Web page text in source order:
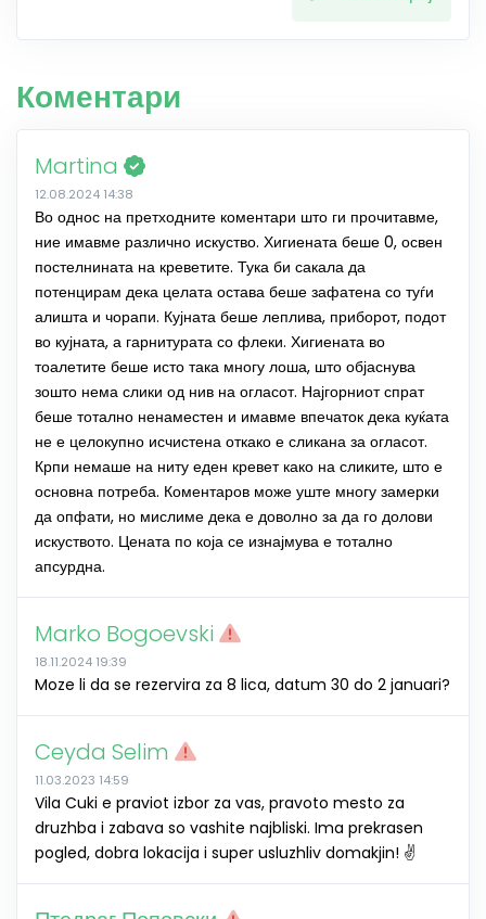
Коментари
Martina
12.08.2024 14:38
Во однос на претходните коментари што ги прочитавме,
ние имавме различно искуство. Хигиената беше 0, освен
постелнината на креветите. Тука би сакала да
потенцирам дека целата остава беше зафатена со туѓи
алишта и чорапи. Кујната беше леплива, приборот, подот
во кујната, а гарнитурата со флеки. Хигиената во
тоалетите беше исто така многу лоша, што објаснува
зошто нема слики од нив на огласот. Најгорниот спрат
беше тотално ненаместен и имавме впечаток дека куќата
не е целокупно исчистена откако е сликана за огласот.
Крпи немаше на ниту еден кревет како на сликите, што е
основна потреба. Коментаров може уште многу замерки
да опфати, но мислиме дека е доволно за да го долови
искуството. Цената по која се изнајмува е тотално
апсурдна.
Marko Bogoevski
18.11.2024 19:39
Moze li da se rezervira za 8 lica, datum 30 do 2 januari?
Ceyda Selim
11.03.2023 14:59
Vila Cuki e praviot izbor za vas, pravoto mesto za
druzhba i zabava so vashite najbliski. Ima prekrasen
pogled, dobra lokacija i super usluzhliv domakjin! ✌️